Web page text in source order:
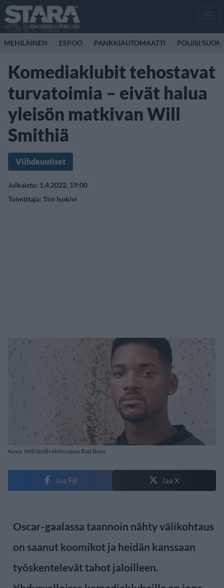
MEHILÄINEN ESPOO PANKKIAUTOMAATTI POLIISI
Komediaklubit tehostavat
turvatoimia – eivät halua
yleisön matkivan Will
Smithiä
Viihdeuutiset
Julkaistu: 1.4.2022, 19:00
Toimittaja: Tim Isokivi
Kuva: Will Smith elokuvassa Bad Boys
Jaa FB Jaa X
Oscar-gaalassa taannoin nähty välikohtaus
on saanut koomikot ja heidän kanssaan
työskentelevät tahot jaloilleen.